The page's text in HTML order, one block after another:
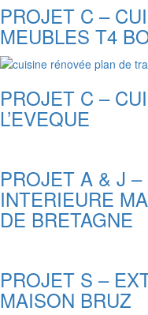
PROJET C –
MEUBLES T4
PROJET C –
L’EVEQUE
PROJET A & J –
INTERIEURE
DE BRETAGNE
PROJET S –
MAISON BRUZ